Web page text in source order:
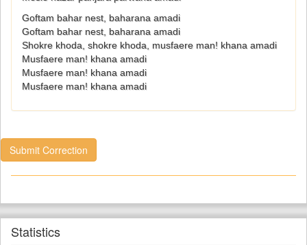
Goftam bahar nest, baharana amadi
Goftam bahar nest, baharana amadi
Shokre khoda, shokre khoda, musfaere man! khana amadi
Musfaere man! khana amadi
Musfaere man! khana amadi
Musfaere man! khana amadi
Submit Correction
Statistics